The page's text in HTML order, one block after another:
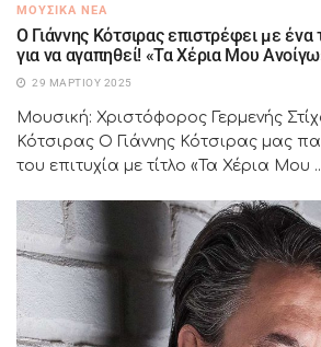
ΜΟΥΣΙΚΆ ΝΈΑ
Ο Γιάννης Κότσιρας επιστρέφει με
για να αγαπηθεί! «Τα Χέρια Μου
29 ΜΑΡΤΊΟΥ 2025
Μουσική: Χριστόφορος Γερμενής
Κότσιρας Ο Γιάννης Κότσιρας μας
του επιτυχία με τίτλο «Τα Χέρια Μου